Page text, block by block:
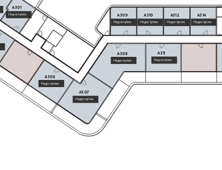
A301
Недоступен
A306
Недоступен
A307
Недоступен
A308
Недоступен
A309
Недоступен
A310
Недоступен
A311
Недоступен
A312
Недоступен
A314
Недоступен